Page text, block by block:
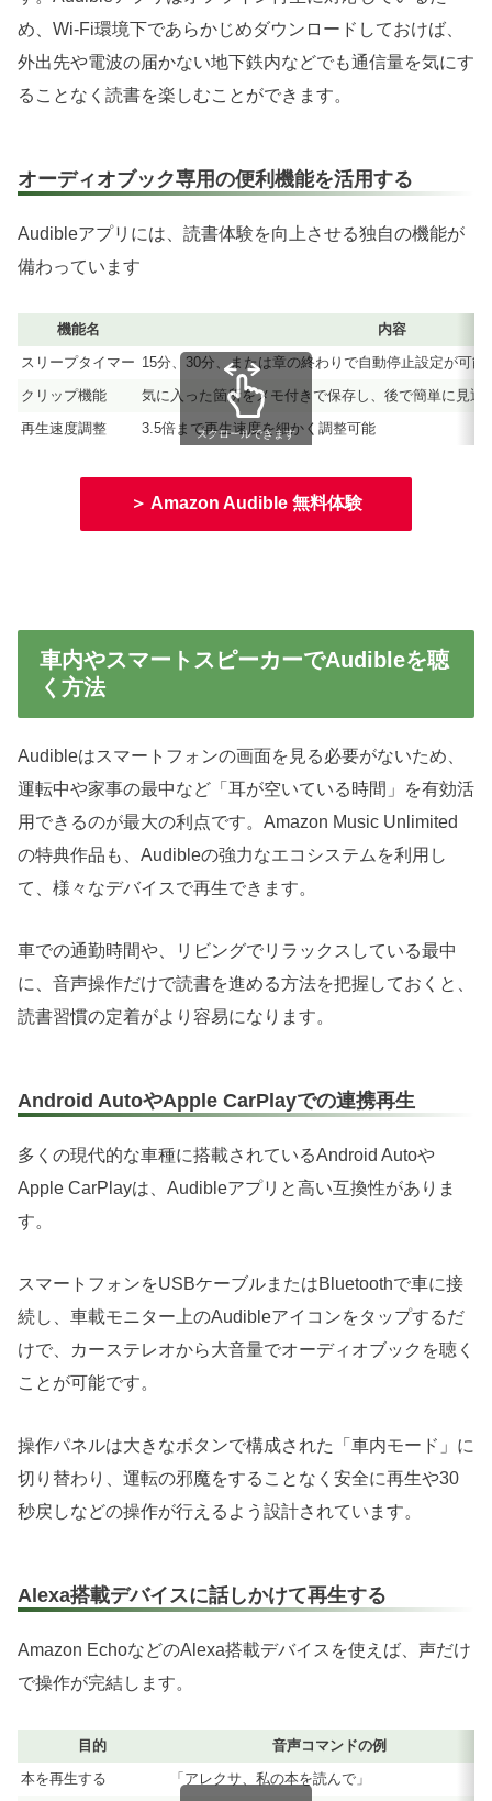
め、Wi-Fi環境下であらかじめダウンロードしておけば、
外出先や電波の届かない地下鉄内などでも通信量を気にす
ることなく読書を楽しむことができます。
オーディオブック専用の便利機能を活用する
Audibleアプリには、読書体験を向上させる独自の機能が
備わっています
機能名
内容
スリープタイマー 15分、30分、または章の終わりで自動停止設定が可能
クリップ機能
気に入った箇所をメモ付きで保存し、後で簡単に見返
再生速度調整
3.5倍まで再生速度を細かく調整可能
スクロールできます
＞ Amazon Audible 無料体験
車内やスマートスピーカーでAudibleを聴
く方法
Audibleはスマートフォンの画面を見る必要がないため、
運転中や家事の最中など「耳が空いている時間」を有効活
用できるのが最大の利点です。Amazon Music Unlimited
の特典作品も、Audibleの強力なエコシステムを利用し
て、様々なデバイスで再生できます。
車での通勤時間や、リビングでリラックスしている最中
に、音声操作だけで読書を進める方法を把握しておくと、
読書習慣の定着がより容易になります。
Android AutoやApple CarPlayでの連携再生
多くの現代的な車種に搭載されているAndroid Autoや
Apple CarPlayは、Audibleアプリと高い互換性がありま
す。
スマートフォンをUSBケーブルまたはBluetoothで車に接
続し、車載モニター上のAudibleアイコンをタップするだ
けで、カーステレオから大音量でオーディオブックを聴く
ことが可能です。
操作パネルは大きなボタンで構成された「車内モード」に
切り替わり、運転の邪魔をすることなく安全に再生や30
秒戻しなどの操作が行えるよう設計されています。
Alexa搭載デバイスに話しかけて再生する
Amazon EchoなどのAlexa搭載デバイスを使えば、声だけ
で操作が完結します。
目的
音声コマンドの例
本を再生する
「アレクサ、私の本を読んで」